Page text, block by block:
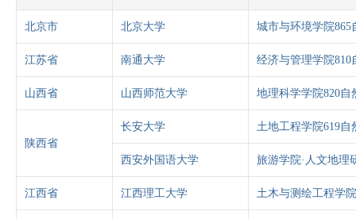
北京市 北京大学 城市与环境学院865
江苏省 南通大学 经济与管理学院810
山西省 山西师范大学 地理科学学院820自
陕西省
长安大学 土地工程学院619自
西安外国语大学 旅游学院·人文地理
江西省 江西理工大学 土木与测绘工程学